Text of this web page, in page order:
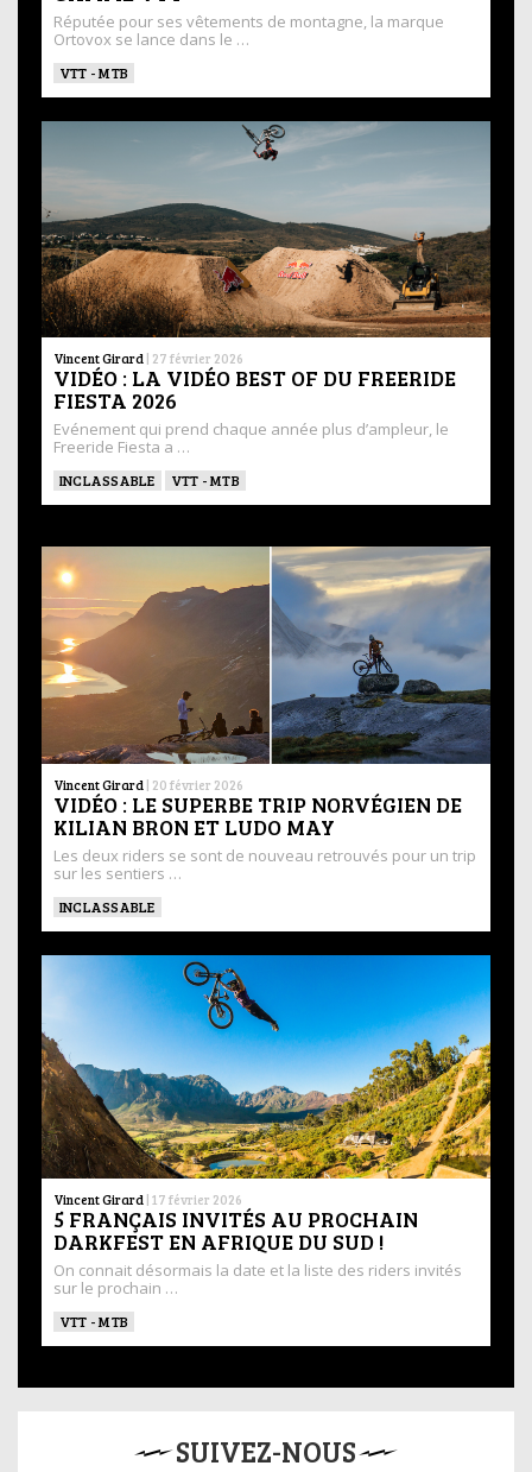
Réputée pour ses vêtements de montagne, la marque
Ortovox se lance dans le …
VTT - MTB
Vincent Girard | 27 février 2026
VIDÉO : LA VIDÉO BEST OF DU FREERIDE
FIESTA 2026
Evénement qui prend chaque année plus d’ampleur, le
Freeride Fiesta a …
INCLASSABLE VTT - MTB
Vincent Girard | 20 février 2026
VIDÉO : LE SUPERBE TRIP NORVÉGIEN DE
KILIAN BRON ET LUDO MAY
Les deux riders se sont de nouveau retrouvés pour un trip
sur les sentiers …
INCLASSABLE
Vincent Girard | 17 février 2026
5 FRANÇAIS INVITÉS AU PROCHAIN
DARKFEST EN AFRIQUE DU SUD !
On connait désormais la date et la liste des riders invités
sur le prochain …
VTT - MTB
SUIVEZ-NOUS